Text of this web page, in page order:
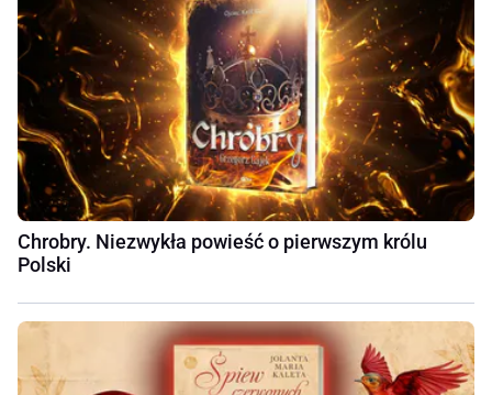
Chrobry. Niezwykła powieść o pierwszym królu
Polski